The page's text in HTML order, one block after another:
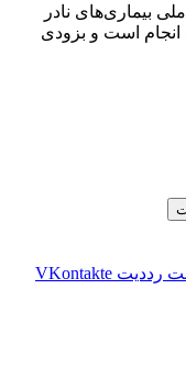
بیماری‌های نادر
است و بزودی
‫رددیت ‫VKontakte